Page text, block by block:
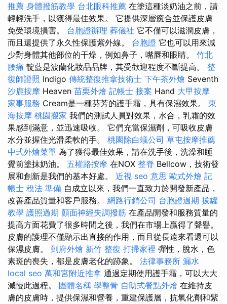
推薦 身體撥筋教學 台北眼科推薦 在塗這種淡奶油之前，請
輕輕洗手，以獲得最佳效果。 它提供深層癒合並保護皮膚
免受環境損害。 台胞證辦理 葬儀社 它不僅可以滋潤皮膚，
而且還提供了永久性保護紫外線。 台胞證 它也可以用來減
少對身體其他部位的干燥，例如鼻子，嘴唇和眼睛。 竹北
腰痛 靛藍是波蘭化妝品品牌，其受歡迎程度不斷提高。 整
復師證照 Indigo 傳統整復推拿技術士 下午茶外燴 Seventh
沙鹿按摩 Heaven 苗栗外燴 記帳士 接案 Hand 大甲按摩
家事服務 Cream是一種芬芳的護手霜，具有保濕效果。 東
海按摩 桃園搬家 我們的測試人員對效果，水合，乳霜的效
果感到滿意，並迅速吸收。 它們充當保濕劑，可吸收皮膚
水分並握住光滑柔軟的手。 桃園除白蟻公司 草屯按摩推薦
中式外燴菜單 為了獲得最佳效果，請在洗手後，洗澡和睡
覺前塗抹奶油。 五權路按摩 在NOX 整脊 Bellcow，技術發
展和創新是我們的基本好處。 近視 seo 意思 歐式外燴 記
帳士 稅法 準備 自成立以來，我們一直致力於開發新產品，
改善產品質量和客戶服務。 網路行銷公司 台胞證過期 拔罐
教學 護照過期 顏面神經失調撥筋 在產品開發和服務質量的
提高方面花費了很多時間之後，我們在市場上贏得了聲譽。
皮膚的護理不僅顯示出直接的作用，而且從長遠來看還可以
保濕皮膚。 到府外燴 新竹 整復 打掃家裡 彈性，脫水，色
素斑的喪失，都是皮膚老化的跡象。 法律事務所 漏水
local seo 萬和宮附近推拿 通過定期使用護手霜，可以大大
減慢此過程。 團體名稱 學整骨 自助式餐點外燴 在維持皮
膚的皮膚時，提供保濕和營養，重建保護層，抗氧化劑和紫